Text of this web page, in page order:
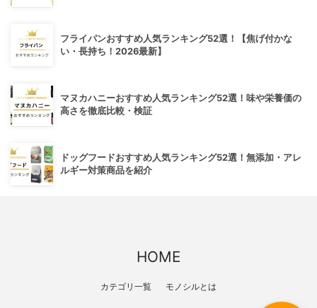
フライパンおすすめ人気ランキング52選！【焦げ付かな
い・長持ち！2026最新】
マヌカハニーおすすめ人気ランキング52選！味や栄養価の
高さを徹底比較・検証
ドッグフードおすすめ人気ランキング52選！無添加・アレ
ルギー対策商品を紹介
HOME
カテゴリ一覧 モノシルとは